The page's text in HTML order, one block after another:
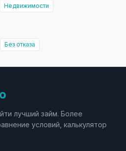
Недвижимости
Без отказа
лучший займ. Более
условий, калькулятор